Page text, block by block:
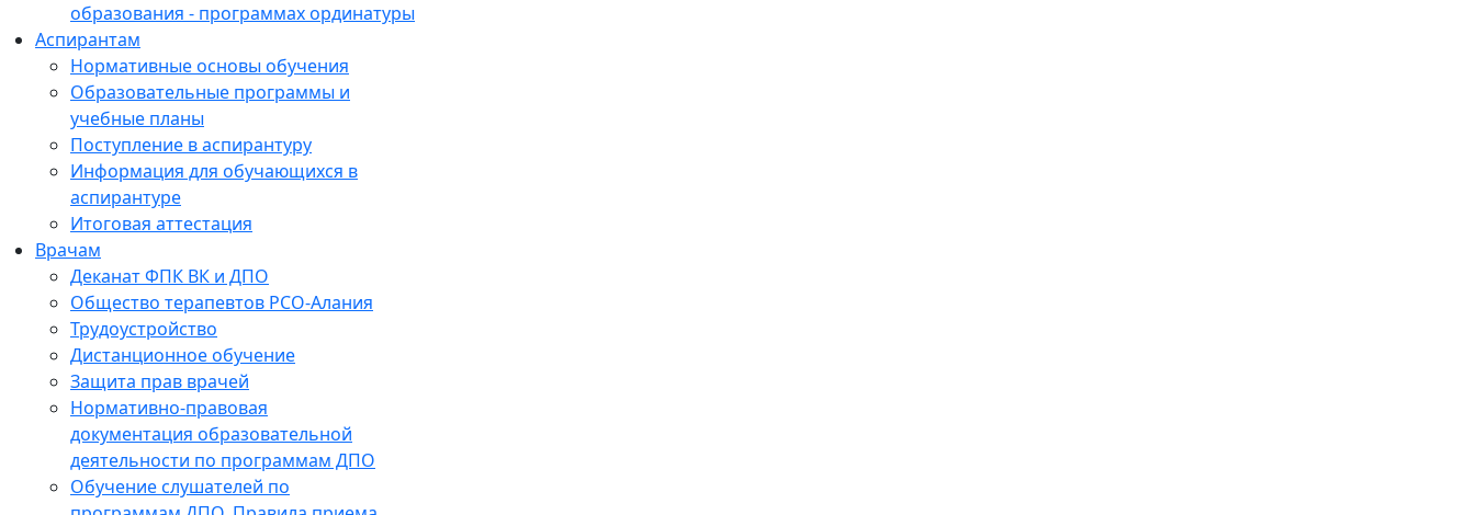
образования - программах ординатуры
Аспирантам
Нормативные основы обучения
Образовательные программы и
учебные планы
Поступление в аспирантуру
Информация для обучающихся в
аспирантуре
Итоговая аттестация
Врачам
Деканат ФПК ВК и ДПО
Общество терапевтов РСО-Алания
Трудоустройство
Дистанционное обучение
Защита прав врачей
Нормативно-правовая
документация образовательной
деятельности по программам ДПО
Обучение слушателей по